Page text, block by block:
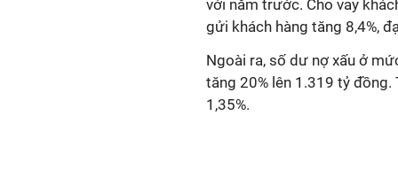
với năm trước. Cho vay
gửi khách hàng tăng 8,4%,
Ngoài ra, số dư nợ xấu ở
tăng 20% lên 1.319 tỷ đồng.
1,35%.